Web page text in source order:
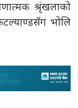
श्रृंखलाको
भोलि